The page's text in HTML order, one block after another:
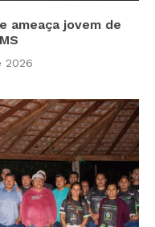
ameaça jovem de
2026